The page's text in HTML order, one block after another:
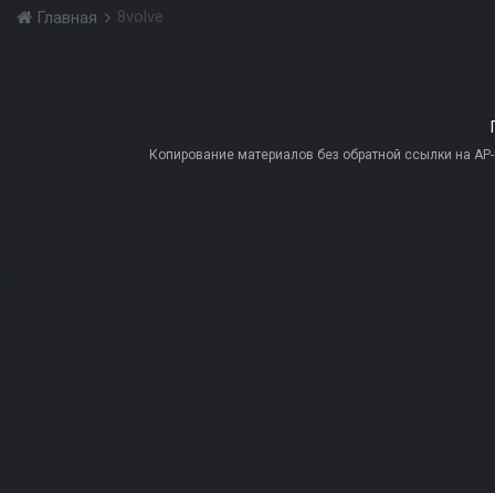
Главная 8volve
Копирование материалов без обратной ссылки на